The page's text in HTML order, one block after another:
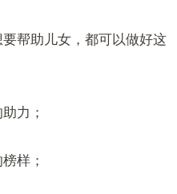
帮助儿女，都可以做好这
力；
样；